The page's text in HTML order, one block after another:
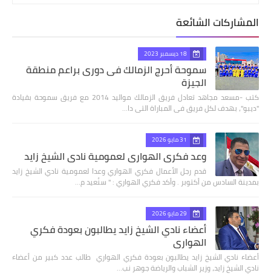
المشاركات الشائعة
18 ديسمبر 2023
سموحة أحرج الزمالك فى دورى براعم منطقة
الجيزة
كتب -مسعد مجاهد تعادل فريق الزمالك مواليد 2014 مع فريق سموحة بقيادة
"ديبو"، بهدف لكل فريق فى المباراة التى دا…
31 مايو 2026
وعد فكري الهواري لعمومية نادي الشيخ زايد
قدم رجل الأعمال فكري الهواري وعدا لعمومية نادي الشيخ زايد
بمدينة السادس من أكتوبر . وأكد فكري الهواري : " سنُعيد م…
29 مايو 2026
أعضاء نادي الشيخ زايد يطالبون بعودة فكري
الهواري
أعضاء نادي الشيخ زايد يطالبون بعودة فكري الهواري طالب عدد كبير من أعضاء
نادي الشيخ زايد، وزير الشباب والرياضة جوهر نب…